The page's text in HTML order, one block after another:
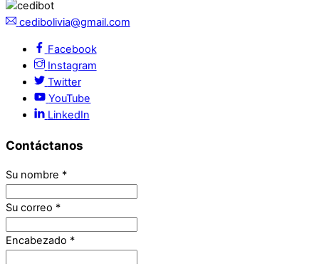
cedibolivia@gmail.com
Facebook
Instagram
Twitter
YouTube
LinkedIn
Contáctanos
Su nombre *
Su correo *
Encabezado *